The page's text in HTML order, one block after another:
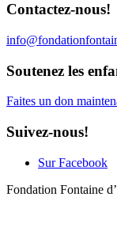
Contactez-nous!
Soutenez les
Faites un don
Suivez-nous!
Sur Facebook
Fondation Fontaine